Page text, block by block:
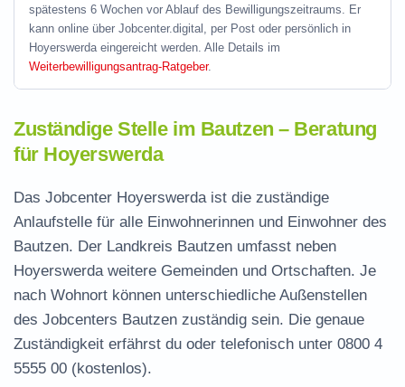
spätestens 6 Wochen vor Ablauf des Bewilligungszeitraums. Er
kann online über Jobcenter.digital, per Post oder persönlich in
Hoyerswerda eingereicht werden. Alle Details im
Weiterbewilligungsantrag-Ratgeber.
Zuständige Stelle im Bautzen – Beratung
für Hoyerswerda
Das Jobcenter Hoyerswerda ist die zuständige
Anlaufstelle für alle Einwohnerinnen und Einwohner des
Bautzen. Der Landkreis Bautzen umfasst neben
Hoyerswerda weitere Gemeinden und Ortschaften. Je
nach Wohnort können unterschiedliche Außenstellen
des Jobcenters Bautzen zuständig sein. Die genaue
Zuständigkeit erfährst du oder telefonisch unter 0800 4
5555 00 (kostenlos).